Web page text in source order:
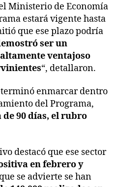
Ministerio de Economía
estará vigente hasta
que ese plazo podría
ser un
ventajoso
“, detallaron.
enmarcar dentro
del Programa,
90 días, el rubro
destacó que ese sector
en febrero y
se advierte se han